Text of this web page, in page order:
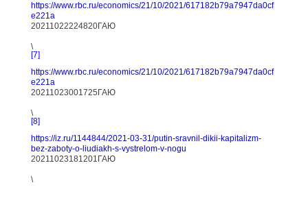
https://www.rbc.ru/economics/21/10/2021/617182b79a7947da0cf
e221a
20211022224820ГАЮ
\
[7]
https://www.rbc.ru/economics/21/10/2021/617182b79a7947da0cf
e221a
20211023001725ГАЮ
\
[8]
https://iz.ru/1144844/2021-03-31/putin-sravnil-dikii-kapitalizm-
bez-zaboty-o-liudiakh-s-vystrelom-v-nogu
20211023181201ГАЮ
\